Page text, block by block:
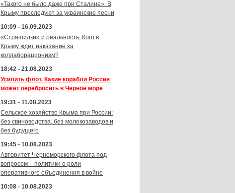
«Такого не было даже при Сталине». В
Крыму преследуют за украинские песни
10:09 - 16.09.2023
«Страшилки» и реальность. Кого в
Крыму ждет наказание за
коллаборационизм?
18:42 - 21.08.2023
Усилить флот. Какие корабли Россия
может перебросить в Черное море
19:31 - 11.08.2023
Сельское хозяйство Крыма при России:
без свиноводства, без молокозаводов и
без будущего
19:45 - 10.08.2023
Авторитет Черноморского флота под
вопросом – политики о роли
оперативного объединения в войне
10:08 - 10.08.2023